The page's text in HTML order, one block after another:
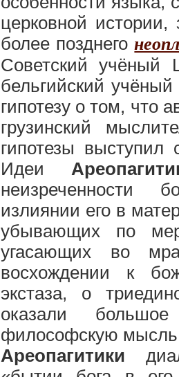
церковной
более позднего
Советский учёный
бельгийский
гипотезу о том, что
грузинский
гипотезы
Идеи
неизреченности
излиянии его в
убывающих по
угасающих во
восхождении к
экстаза, о
оказали
философскую
Ареопагитики